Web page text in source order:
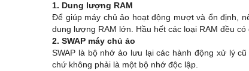
1. Dung lượng RAM
Để giúp máy chủ ảo hoạt động mượt và ổn định,
dung lượng RAM lớn. Hầu hết các loại RAM đều
2. SWAP máy chủ ảo
SWAP là bộ nhớ ảo lưu lại các hành động xử lý
chứ không phải là một bộ nhớ độc lập.